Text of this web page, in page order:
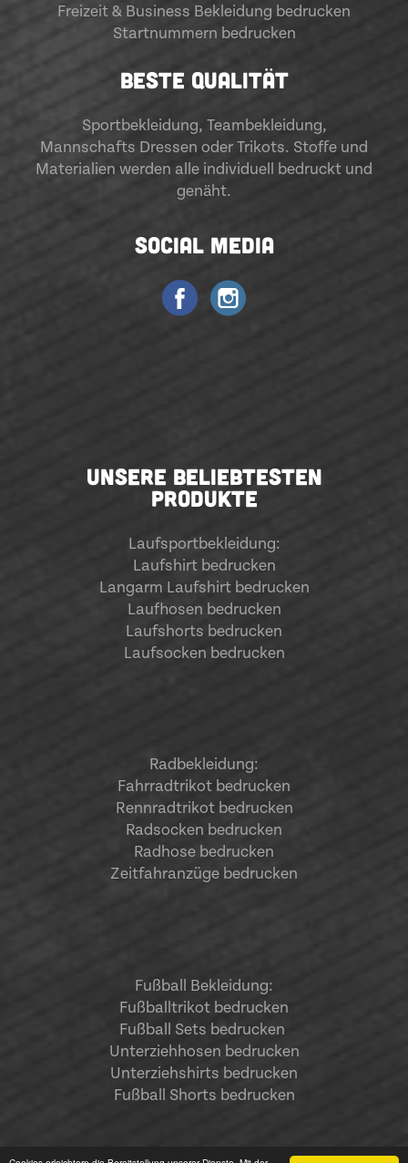
Freizeit & Business Bekleidung bedrucken
Startnummern bedrucken
BESTE QUALITÄT
Sportbekleidung, Teambekleidung,
Mannschafts Dressen oder Trikots. Stoffe und
Materialien werden alle individuell bedruckt und
genäht.
SOCIAL MEDIA
UNSERE BELIEBTESTEN
PRODUKTE
Laufsportbekleidung:
Laufshirt bedrucken
Langarm Laufshirt bedrucken
Laufhosen bedrucken
Laufshorts bedrucken
Laufsocken bedrucken
Radbekleidung:
Fahrradtrikot bedrucken
Rennradtrikot bedrucken
Radsocken bedrucken
Radhose bedrucken
Zeitfahranzüge bedrucken
Fußball Bekleidung:
Fußballtrikot bedrucken
Fußball Sets bedrucken
Unterziehhosen bedrucken
Unterziehshirts bedrucken
Fußball Shorts bedrucken